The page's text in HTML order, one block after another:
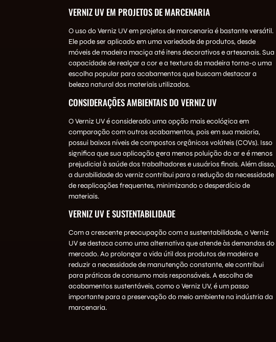
VERNIZ UV EM PROJETOS DE MARCENARIA
O uso do Verniz UV em projetos de marcenaria é bastante versátil.
Ele pode ser aplicado em uma variedade de produtos, desde
móveis de madeira maciça até itens decorativos e artesanais. Sua
capacidade de realçar a cor e a textura da madeira torna-o uma
escolha popular para acabamentos que buscam destacar a
beleza natural dos materiais utilizados.
CONSIDERAÇÕES AMBIENTAIS DO VERNIZ UV
O Verniz UV é considerado uma opção mais ecológica em
comparação com outros acabamentos, pois em sua maioria,
possui baixos níveis de compostos orgânicos voláteis (COVs). Isso
significa que sua aplicação gera menos poluição do ar e é menos
prejudicial à saúde dos trabalhadores e usuários finais. Além disso,
a durabilidade do verniz contribui para a redução da necessidade
de reaplicações frequentes, minimizando o desperdício de
materiais.
VERNIZ UV E SUSTENTABILIDADE
Com a crescente preocupação com a sustentabilidade, o Verniz
UV se destaca como uma alternativa que atende às demandas do
mercado. Ao prolongar a vida útil dos produtos de madeira e
reduzir a necessidade de manutenção constante, ele contribui
para práticas de consumo mais responsáveis. A escolha de
acabamentos sustentáveis, como o Verniz UV, é um passo
importante para a preservação do meio ambiente na indústria da
marcenaria.